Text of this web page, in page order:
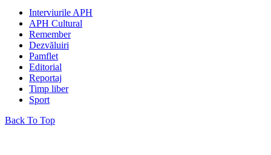
Interviurile APH
APH Cultural
Remember
Dezvăluiri
Pamflet
Editorial
Reportaj
Timp liber
Sport
Back To Top